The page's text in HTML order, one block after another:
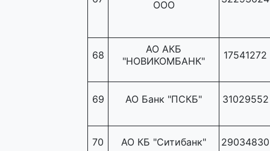
ООО
68
АО АКБ
"НОВИКОМБАНК"
17541272
69 АО Банк "ПСКБ" 31029552
70 АО КБ "Ситибанк" 29034830